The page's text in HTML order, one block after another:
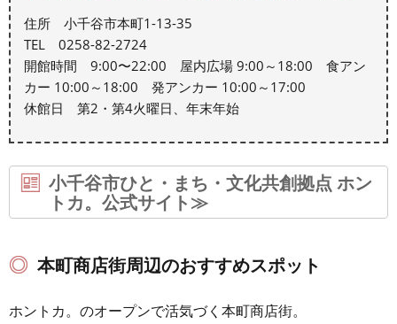
住所 小千谷市本町1-13-35
TEL 0258-82-2724
開館時間 9:00〜22:00 屋内広場 9:00～18:00 食アン
カー 10:00～18:00 発アンカー 10:00～17:00
休館日 第2・第4火曜日、年末年始
小千谷市ひと・まち・文化共創拠点 ホン
トカ。公式サイト≫
本町商店街周辺のおすすめスポット
ホントカ。のオープンで活気づく本町商店街。